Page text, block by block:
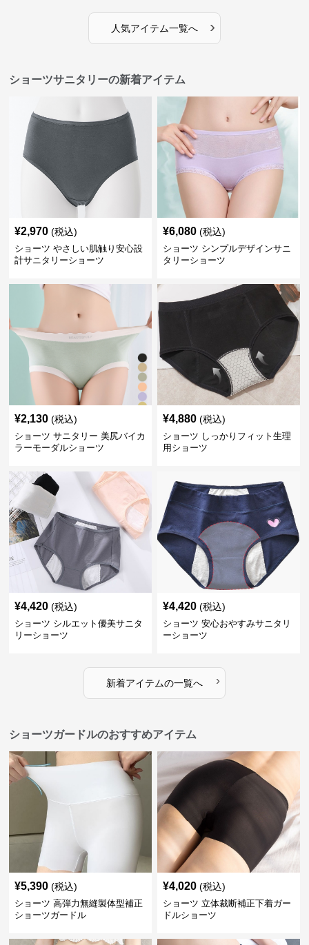
人気アイテム一覧へ ›
ショーツサニタリーの新着アイテム
¥2,970 (税込)
ショーツ やさしい肌触り安心設
計サニタリーショーツ
¥6,080 (税込)
ショーツ シンプルデザインサニ
タリーショーツ
¥2,130 (税込)
ショーツ サニタリー 美尻バイカ
ラーモーダルショーツ
¥4,880 (税込)
ショーツ しっかりフィット生理
用ショーツ
¥4,420 (税込)
ショーツ シルエット優美サニタ
リーショーツ
¥4,420 (税込)
ショーツ 安心おやすみサニタリ
ーショーツ
新着アイテムの一覧へ ›
ショーツガードルのおすすめアイテム
¥5,390 (税込)
ショーツ 高弾力無縫製体型補正
ショーツガードル
¥4,020 (税込)
ショーツ 立体裁断補正下着ガー
ドルショーツ